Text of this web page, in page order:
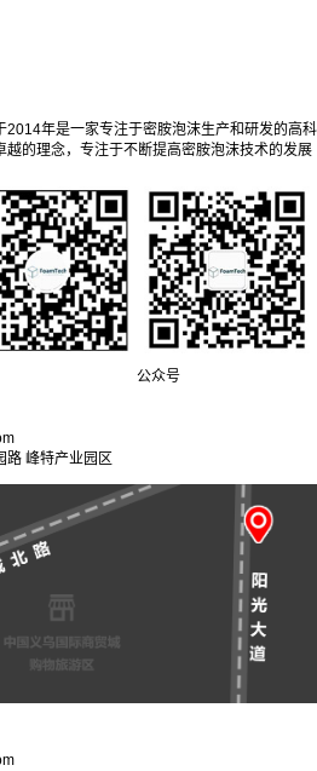
2014年是一家专注于密胺泡沫生产和研发的高科
的理念，专注于不断提高密胺泡沫技术的发展
公众号
路 峰特产业园区